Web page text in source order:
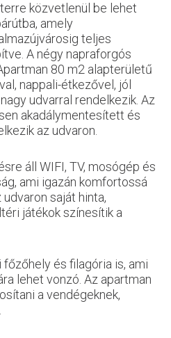
közvetlenül be lehet
amely
teljes
A négy napraforgós
80 m2 alapterületű
nappali-étkezővel, jól
udvarral rendelkezik. Az
akadálymentesített és
az udvaron.
áll WIFI, TV, mosógép és
ami igazán komfortossá
saját hinta,
játékok színesítik a
és filagória is, ami
lehet vonzó. Az apartman
a vendégeknek,